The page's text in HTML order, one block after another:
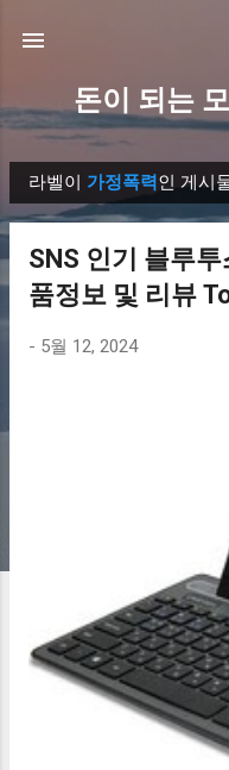
돈이 되는
글
라벨이 가정폭력인 게시
SNS 인기 블루
품정보 및 리뷰
- 5월 12, 2024